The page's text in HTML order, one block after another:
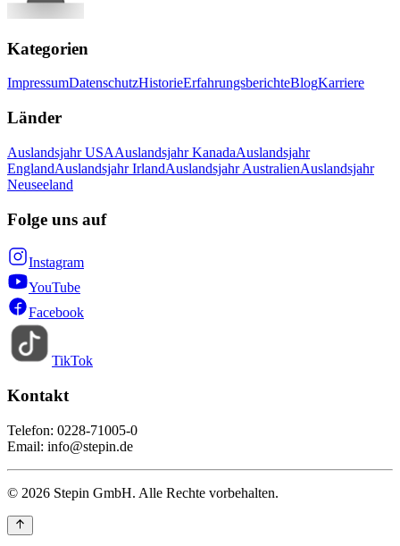
Kategorien
ImpressumDatenschutzHistorieErfahrungsberichteBlogKarriere
Länder
Auslandsjahr USAAuslandsjahr KanadaAuslandsjahr
EnglandAuslandsjahr IrlandAuslandsjahr AustralienAuslandsjahr
Neuseeland
Folge uns auf
Instagram
YouTube
Facebook
TikTok
Kontakt
Telefon: 0228-71005-0
Email: info@stepin.de
© 2026 Stepin GmbH. Alle Rechte vorbehalten.